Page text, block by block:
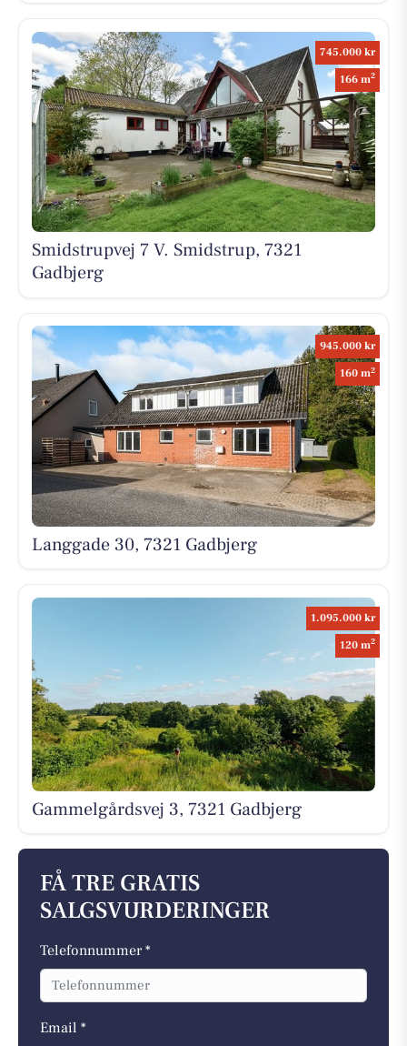
745.000 kr
166 m2
Smidstrupvej 7 V. Smidstrup, 7321
Gadbjerg
945.000 kr
160 m2
Langgade 30, 7321 Gadbjerg
1.095.000 kr
120 m2
Gammelgårdsvej 3, 7321 Gadbjerg
FÅ TRE GRATIS
SALGSVURDERINGER
Telefonnummer *
Email *